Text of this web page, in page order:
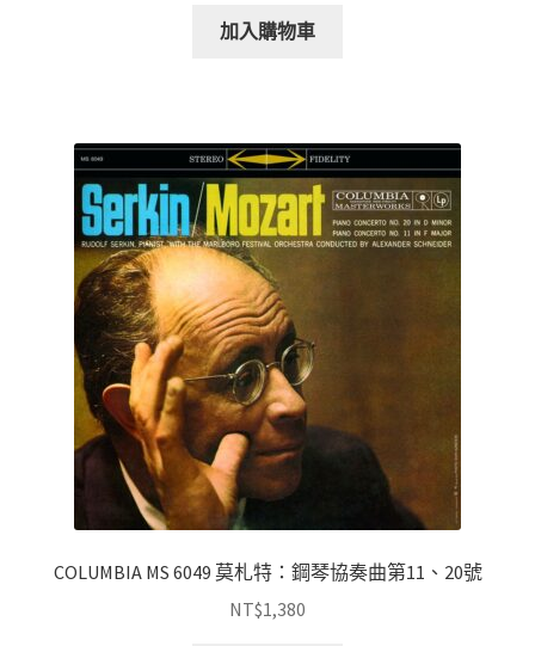
加入購物車
COLUMBIA MS 6049 莫札特：鋼琴協奏曲第11、20號
NT$1,380